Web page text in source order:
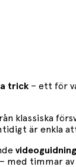
trick – ett för
klassiska
är enkla
videoguidning
timmar